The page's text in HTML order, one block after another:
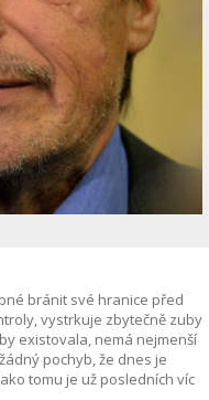
bránit své hranice před
vystrkuje zbytečně zuby
existovala, nemá nejmenší
pochyb, že dnes je
tomu je už posledních víc